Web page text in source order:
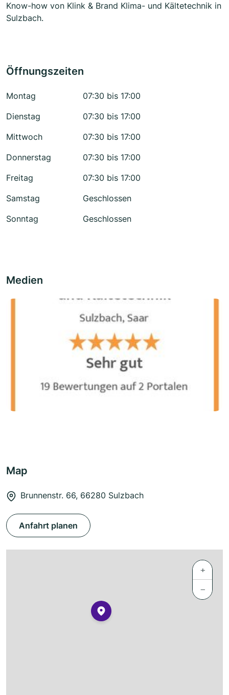
Know-how von Klink & Brand Klima- und Kältetechnik in
Sulzbach.
Öffnungszeiten
Montag
07:30 bis 17:00
Dienstag
07:30 bis 17:00
Mittwoch
07:30 bis 17:00
Donnerstag
07:30 bis 17:00
Freitag
07:30 bis 17:00
Samstag
Geschlossen
Sonntag
Geschlossen
Medien
Map
Brunnenstr. 66, 66280 Sulzbach
Anfahrt planen
+
−